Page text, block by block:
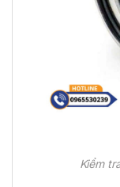
Kiểm